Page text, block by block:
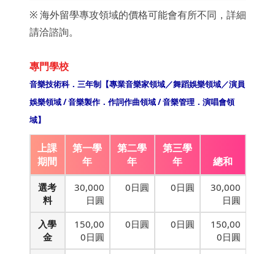
※ 海外留學專攻領域的價格可能會有所不同，詳細
請洽諮詢。
專門學校
音樂技術科．三年制【專業音樂家領域／舞蹈娛樂領域／演員
娛樂領域 / 音樂製作．作詞作曲領域 / 音樂管理．演唱會領
域】
上課
期間
第一學
年
第二學
年
第三學
年
總和
選考
料
30,000
日圓
0日圓 0日圓
30,000
日圓
入學
金
150,00
0日圓
0日圓 0日圓
150,00
0日圓